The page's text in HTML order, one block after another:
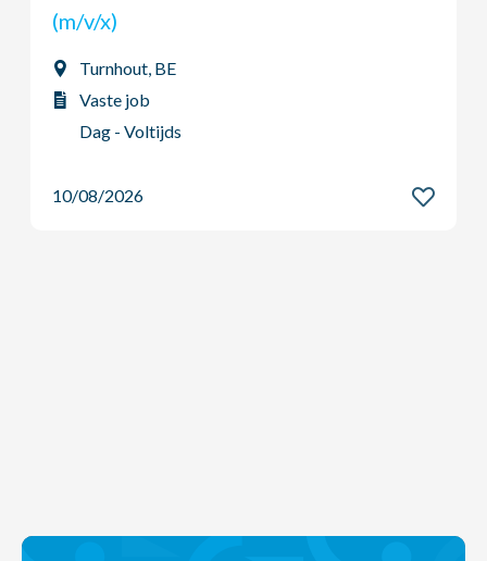
(m/v/x)
Turnhout, BE
Vaste job
Dag - Voltijds
10/08/2026